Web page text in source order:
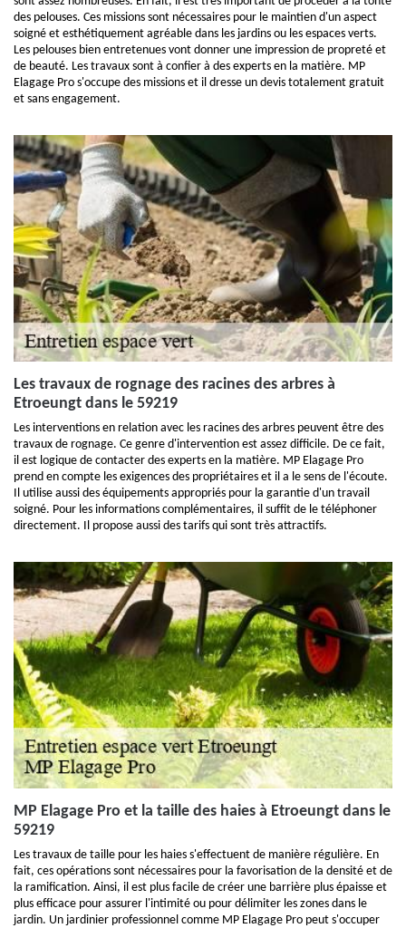
des pelouses. Ces missions sont nécessaires pour le maintien d'un aspect
soigné et esthétiquement agréable dans les jardins ou les espaces verts.
Les pelouses bien entretenues vont donner une impression de propreté et
de beauté. Les travaux sont à confier à des experts en la matière. MP
Elagage Pro s'occupe des missions et il dresse un devis totalement gratuit
et sans engagement.
Les travaux de rognage des racines des arbres à
Etroeungt dans le 59219
Les interventions en relation avec les racines des arbres peuvent être des
travaux de rognage. Ce genre d'intervention est assez difficile. De ce fait,
il est logique de contacter des experts en la matière. MP Elagage Pro
prend en compte les exigences des propriétaires et il a le sens de l'écoute.
Il utilise aussi des équipements appropriés pour la garantie d'un travail
soigné. Pour les informations complémentaires, il suffit de le téléphoner
directement. Il propose aussi des tarifs qui sont très attractifs.
MP Elagage Pro et la taille des haies à Etroeungt dans le
59219
Les travaux de taille pour les haies s'effectuent de manière régulière. En
fait, ces opérations sont nécessaires pour la favorisation de la densité et de
la ramification. Ainsi, il est plus facile de créer une barrière plus épaisse et
plus efficace pour assurer l'intimité ou pour délimiter les zones dans le
jardin. Un jardinier professionnel comme MP Elagage Pro peut s'occuper